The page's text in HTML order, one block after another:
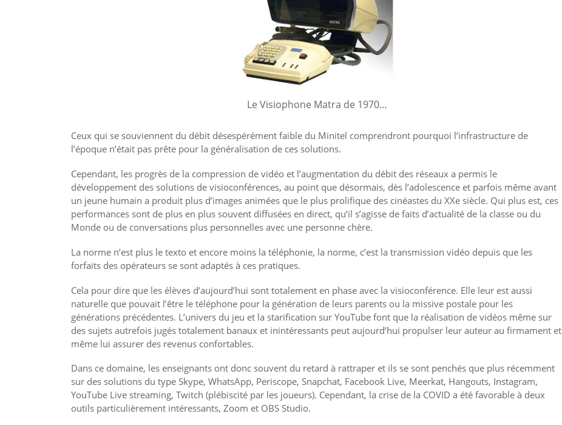
Le Visiophone Matra de 1970…
Ceux qui se souviennent du débit désespérément faible du Minitel comprendront pourquoi l’infrastructure de
l’époque n’était pas prête pour la généralisation de ces solutions.
Cependant, les progrès de la compression de vidéo et l’augmentation du débit des réseaux a permis le
développement des solutions de visioconférences, au point que désormais, dès l’adolescence et parfois même avant
un jeune humain a produit plus d’images animées que le plus prolifique des cinéastes du XXe siècle. Qui plus est, ces
performances sont de plus en plus souvent diffusées en direct, qu’il s’agisse de faits d’actualité de la classe ou du
Monde ou de conversations plus personnelles avec une personne chère.
La norme n’est plus le texto et encore moins la téléphonie, la norme, c’est la transmission vidéo depuis que les
forfaits des opérateurs se sont adaptés à ces pratiques.
Cela pour dire que les élèves d’aujourd’hui sont totalement en phase avec la visioconférence. Elle leur est aussi
naturelle que pouvait l’être le téléphone pour la génération de leurs parents ou la missive postale pour les
générations précédentes. L’univers du jeu et la starification sur YouTube font que la réalisation de vidéos même sur
des sujets autrefois jugés totalement banaux et inintéressants peut aujourd’hui propulser leur auteur au firmament et
même lui assurer des revenus confortables.
Dans ce domaine, les enseignants ont donc souvent du retard à rattraper et ils se sont penchés que plus récemment
sur des solutions du type Skype, WhatsApp, Periscope, Snapchat, Facebook Live, Meerkat, Hangouts, Instagram,
YouTube Live streaming, Twitch (plébiscité par les joueurs). Cependant, la crise de la COVID a été favorable à deux
outils particulièrement intéressants, Zoom et OBS Studio.